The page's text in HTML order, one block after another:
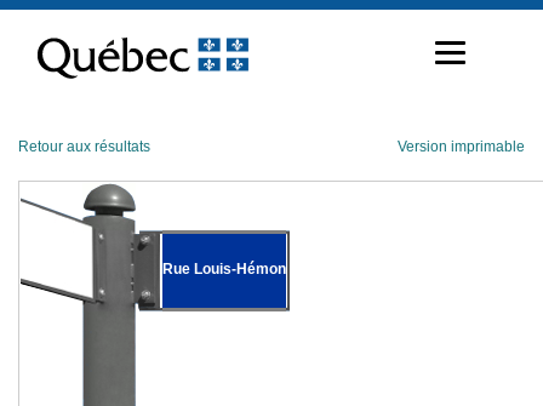
contenu
Retour aux résultats Version imprimable
Rue Louis-Hémon